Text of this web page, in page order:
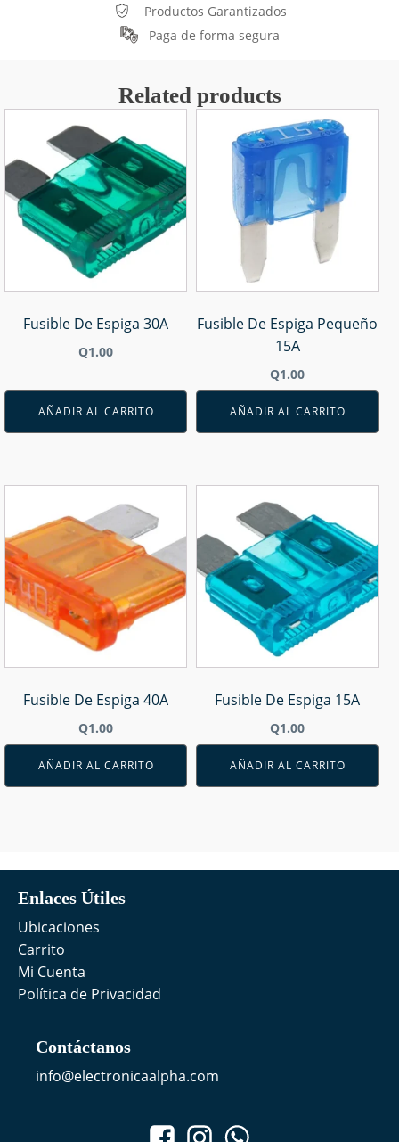
Productos Garantizados
Paga de forma segura
Related products
Fusible De Espiga 30A
Q1.00
AÑADIR AL CARRITO
Fusible De Espiga Pequeño
15A
Q1.00
AÑADIR AL CARRITO
Fusible De Espiga 40A
Q1.00
AÑADIR AL CARRITO
Fusible De Espiga 15A
Q1.00
AÑADIR AL CARRITO
Enlaces Útiles
Ubicaciones
Carrito
Mi Cuenta
Política de Privacidad
Contáctanos
info@electronicaalpha.com